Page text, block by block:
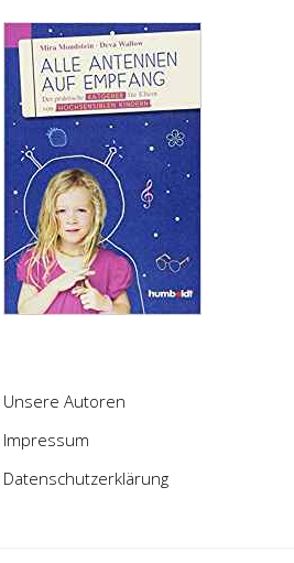
Unsere Autoren
Impressum
Datenschutzerklärung